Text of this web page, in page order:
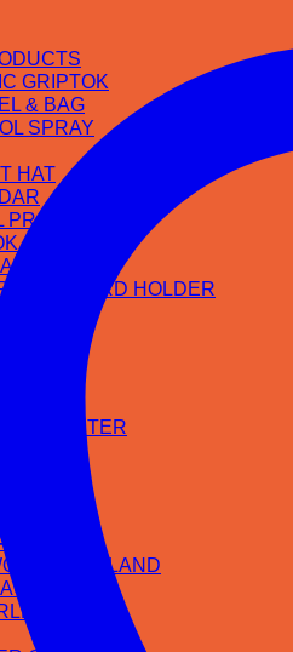
GRIPTOK
& BAG
SPRAY
HAT
PRODUCT
& ID CARD HOLDER
POSTER
DOG
THAILAND